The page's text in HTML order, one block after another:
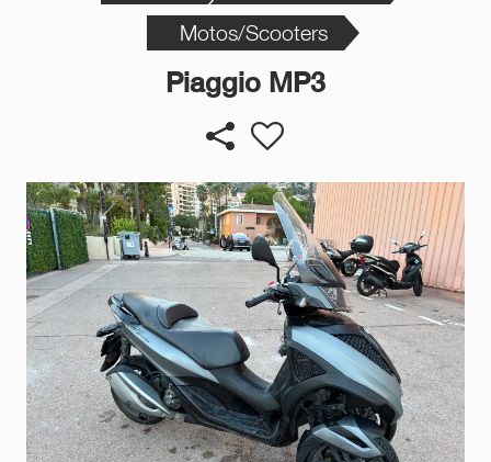
Motos/Scooters
Piaggio MP3